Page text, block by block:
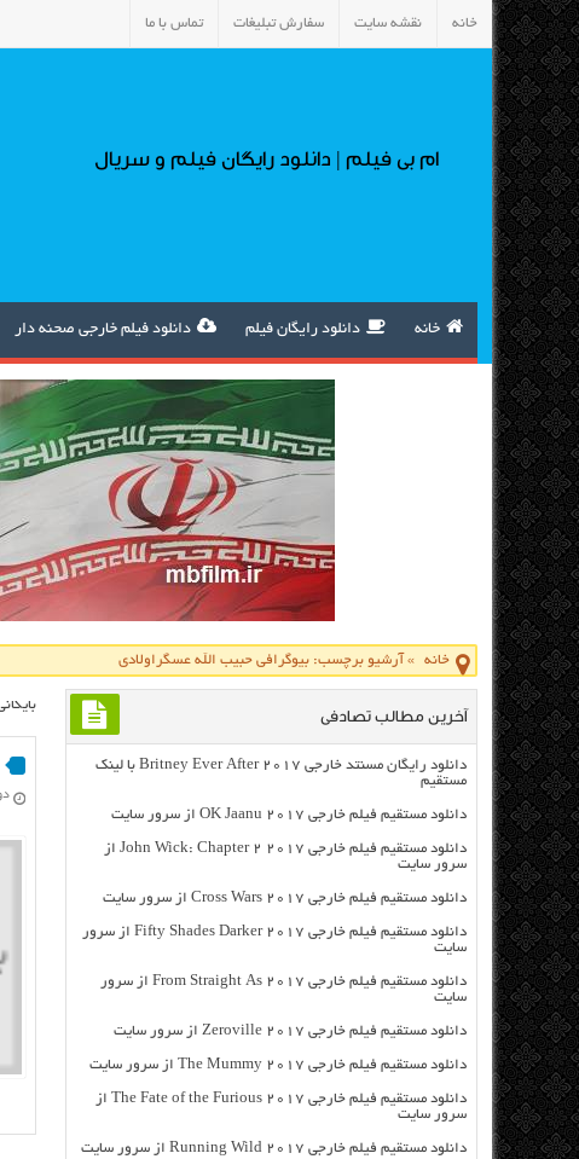
خانه نقشه سایت سفارش تبلیغات تماس با ما
ام بی فیلم | دانلود رایگان فیلم و سریال
خانه دانلود رایگان فیلم دانلود فیلم خارجی صحنه دار
خانه » آرشیو برچسب: بیوگرافی حبیب الله عسگراولادی
آخرین مطالب تصادفی
دانلود رایگان مسنتد خارجی Britney Ever After 2017 با لینک
مستقیم
دانلود مستقیم فیلم خارجی OK Jaanu 2017 از سرور سایت
دانلود مستقیم فیلم خارجی John Wick: Chapter 2 2017 از
سرور سایت
دانلود مستقیم فیلم خارجی Cross Wars 2017 از سرور سایت
دانلود مستقیم فیلم خارجی Fifty Shades Darker 2017 از سرور
سایت
دانلود مستقیم فیلم خارجی From Straight As 2017 از سرور
سایت
دانلود مستقیم فیلم خارجی Zeroville 2017 از سرور سایت
دانلود مستقیم فیلم خارجی The Mummy 2017 از سرور سایت
دانلود مستقیم فیلم خارجی The Fate of the Furious 2017 از
سرور سایت
دانلود مستقیم فیلم خارجی Running Wild 2017 از سرور سایت